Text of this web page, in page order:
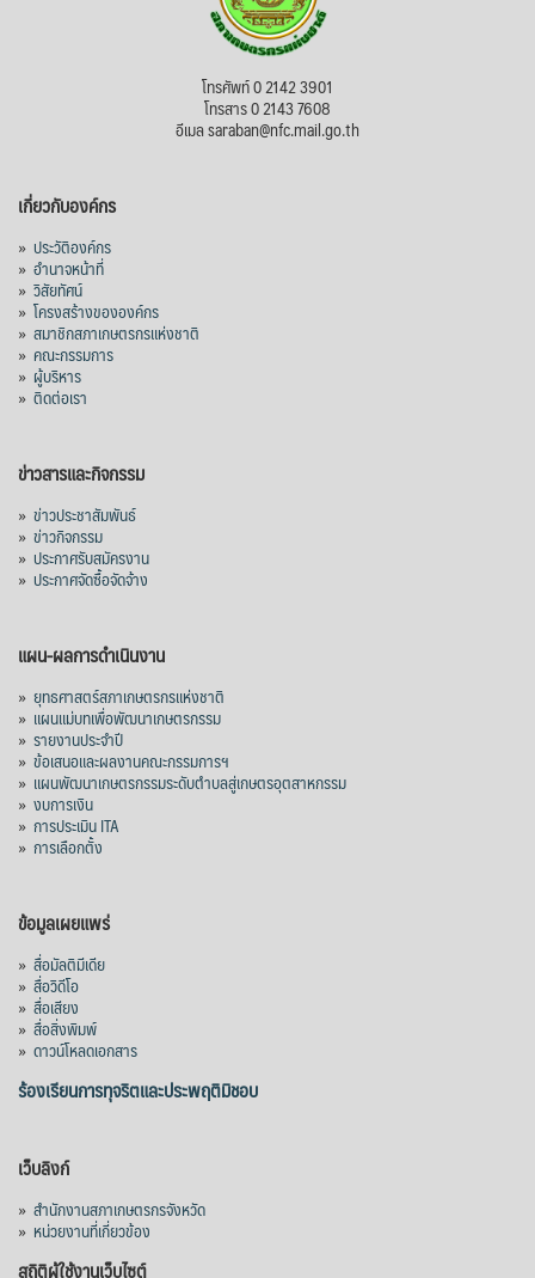
โทรศัพท์ 0 2142 3901
โทรสาร 0 2143 7608
อีเมล saraban@nfc.mail.go.th
เกี่ยวกับองค์กร
» ประวัติองค์กร
» อำนาจหน้าที่
» วิสัยทัศน์
» โครงสร้างขององค์กร
» สมาชิกสภาเกษตรกรแห่งชาติ
» คณะกรรมการ
» ผู้บริหาร
» ติดต่อเรา
ข่าวสารและกิจกรรม
» ข่าวประชาสัมพันธ์
» ข่าวกิจกรรม
» ประกาศรับสมัครงาน
» ประกาศจัดซื้อจัดจ้าง
แผน-ผลการดำเนินงาน
» ยุทธศาสตร์สภาเกษตรกรแห่งชาติ
» แผนแม่บทเพื่อพัฒนาเกษตรกรรม
» รายงานประจำปี
» ข้อเสนอและผลงานคณะกรรมการฯ
» แผนพัฒนาเกษตรกรรมระดับตำบลสู่เกษตรอุตสาหกรรม
» งบการเงิน
» การประเมิน ITA
» การเลือกตั้ง
ข้อมูลเผยแพร่
» สื่อมัลติมีเดีย
» สื่อวิดีโอ
» สื่อเสียง
» สื่อสิ่งพิมพ์
» ดาวน์โหลดเอกสาร
ร้องเรียนการทุจริตและประพฤติมิชอบ
เว็บลิงก์
» สำนักงานสภาเกษตรกรจังหวัด
» หน่วยงานที่เกี่ยวข้อง
สถิติผู้ใช้งานเว็บไซต์